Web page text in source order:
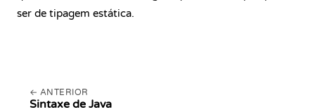
ser de tipagem estática.
ANTERIOR
Sintaxe de Java